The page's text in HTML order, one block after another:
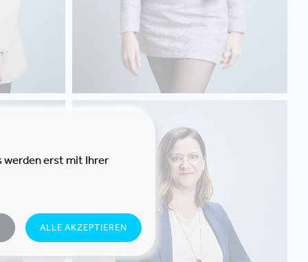
werden erst mit Ihrer
ALLE AKZEPTIEREN